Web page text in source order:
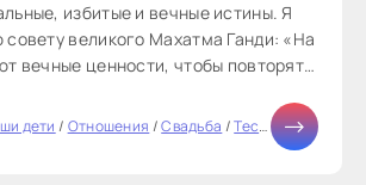
избитые и вечные истины. Я
совету великого Махатма Ганди: «На
вечные ценности, чтобы повторять
дети / Отношения /Свадьба /Тесты онлайн